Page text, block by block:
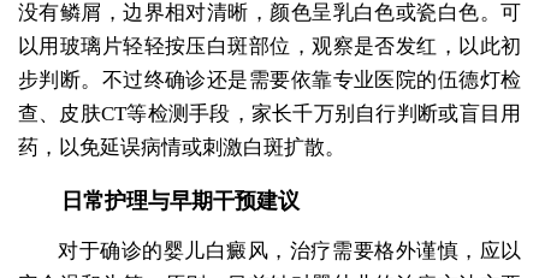
没有鳞屑，边界相对清晰，颜色呈乳白色或瓷白色。可
以用玻璃片轻轻按压白斑部位，观察是否发红，以此初
步判断。不过终确诊还是需要依靠专业医院的伍德灯检
查、皮肤CT等检测手段，家长千万别自行判断或盲目用
药，以免延误病情或刺激白斑扩散。
日常护理与早期干预建议
对于确诊的婴儿白癜风，治疗需要格外谨慎，应以